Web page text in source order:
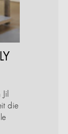
die